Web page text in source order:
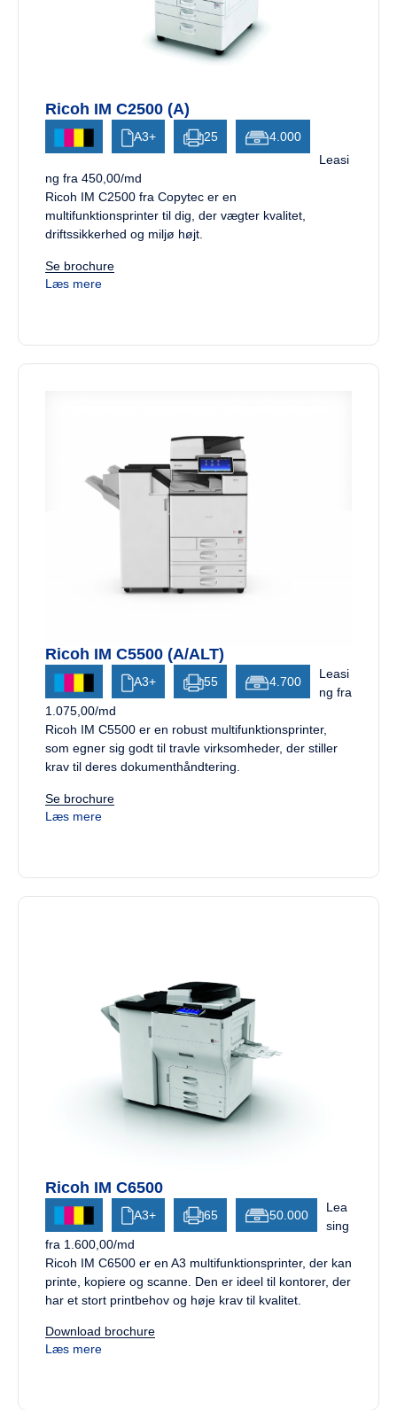
Ricoh IM C2500 (A)
A3+ 25
4.000
Leasi
ng fra 450,00/md
Ricoh IM C2500 fra Copytec er en
multifunktionsprinter til dig, der vægter kvalitet,
driftssikkerhed og miljø højt.
Se brochure
Læs mere
Ricoh IM C5500 (A/ALT)
A3+ 55 4.700
Leasi
ng fra
1.075,00/md
Ricoh IM C5500 er en robust multifunktionsprinter,
som egner sig godt til travle virksomheder, der stiller
krav til deres dokumenthåndtering.
Se brochure
Læs mere
Ricoh IM C6500
A3+ 65 50.000
Lea
sing
fra 1.600,00/md
Ricoh IM C6500 er en A3 multifunktionsprinter, der kan
printe, kopiere og scanne. Den er ideel til kontorer, der
har et stort printbehov og høje krav til kvalitet.
Download brochure
Læs mere